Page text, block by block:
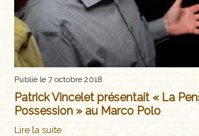
Publié le 7 octobre 2018
Patrick Vincelet présentait « La
Possession » au Marco Polo
Lire la suite